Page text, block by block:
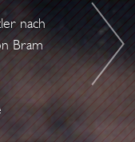
i
g
M
U
S
K
nach
Bram